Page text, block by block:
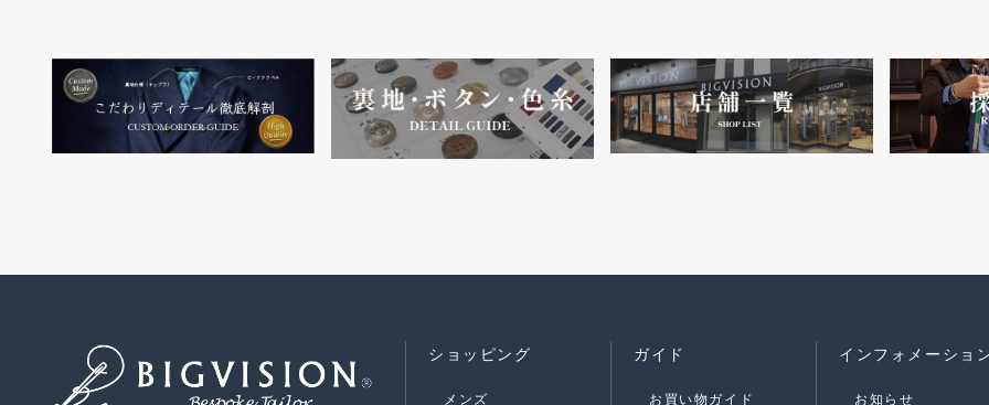
ショッピング
メンズ
ガイド
お買い物ガイド
インフォメーショ
お知らせ